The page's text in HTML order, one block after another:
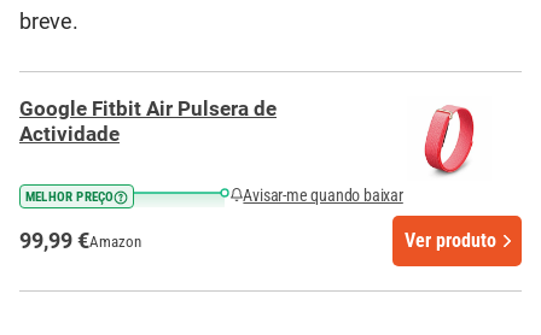
breve.
Google Fitbit Air Pulsera de
Actividade
MELHOR PREÇO Avisar-me quando baixar
99,99 €Amazon Ver produto